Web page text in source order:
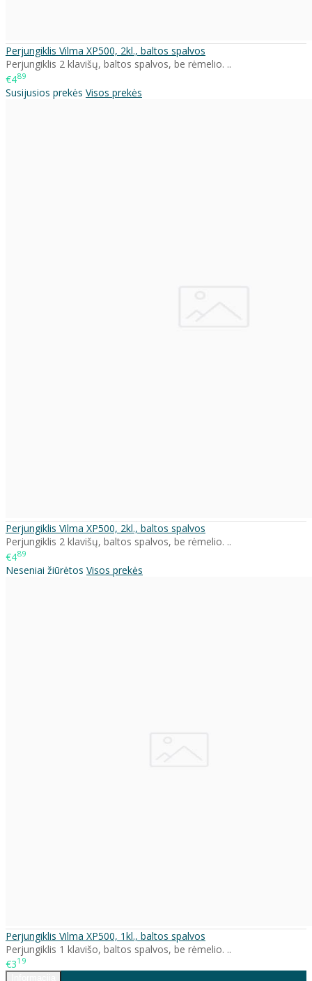
Perjungiklis Vilma XP500, 2kl., baltos spalvos
Perjungiklis 2 klavišų, baltos spalvos, be rėmelio. ..
€489
Susijusios prekės Visos prekės
Perjungiklis Vilma XP500, 2kl., baltos spalvos
Perjungiklis 2 klavišų, baltos spalvos, be rėmelio. ..
€489
Neseniai žiūrėtos Visos prekės
Perjungiklis Vilma XP500, 1kl., baltos spalvos
Perjungiklis 1 klavišo, baltos spalvos, be rėmelio. ..
€319